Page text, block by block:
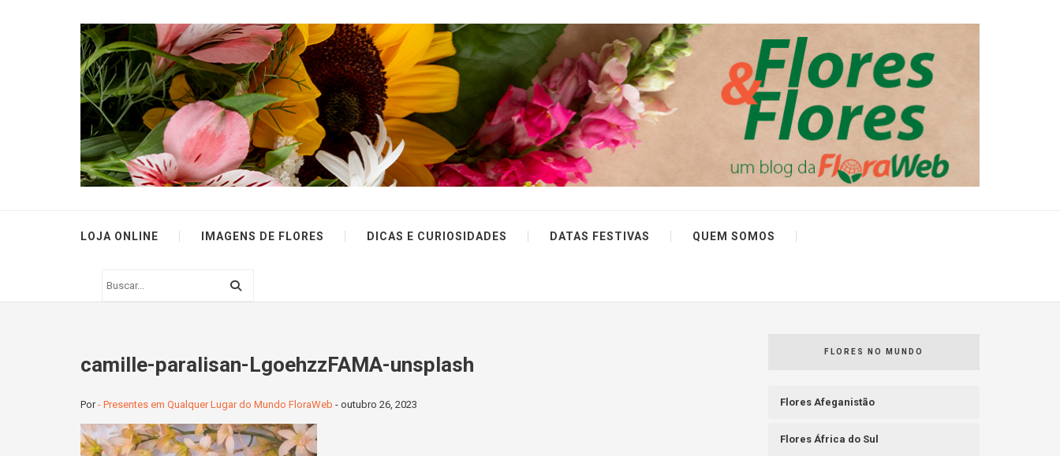
LOJA ONLINE IMAGENS DE FLORES DICAS E CURIOSIDADES DATAS FESTIVAS QUEM SOMOS
camille-paralisan-LgoehzzFAMA-unsplash
Por- Presentes em Qualquer Lugar do Mundo FloraWeb - outubro 26, 2023
FLORES NO MUNDO
Flores Afeganistão
Flores África do Sul